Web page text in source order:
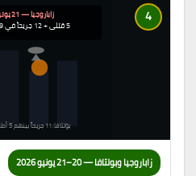
زاباروجيا — 21 يونيو 2026
5 قتلى + 12 جريحاً في 9 قنابل شراعية
بولتافا: 11 جريحاً بينهم 5 أطفال — 20 يونيو
4
زاباروجيا وبولتافا — 20–21 يونيو 2026